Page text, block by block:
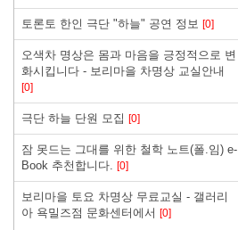
토론토 한인 극단 "하늘" 공연 정보 [0]
오색차 명상은 몸과 마음을 긍정적으로 변
화시킵니다 - 보리마을 차명상 교실안내
[0]
극단 하늘 단원 모집 [0]
잠 못드는 그대를 위한 철학 노트(폴.임) e-
Book 추천합니다. [0]
보리마을 토요 차명상 무료교실 - 갤러리
아 욕밀즈점 문화센터에서 [0]